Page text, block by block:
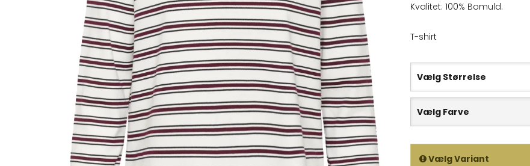
Kvalitet: 100% Bomuld.
T-shirt
Vælg Størrelse
Vælg Farve
Vælg Variant